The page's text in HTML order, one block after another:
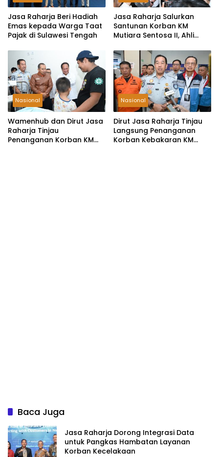
Jasa Raharja Beri Hadiah
Emas kepada Warga Taat
Pajak di Sulawesi Tengah
Jasa Raharja Salurkan
Santunan Korban KM
Mutiara Sentosa II, Ahli
Nasional
Wamenhub dan Dirut Jasa
Raharja Tinjau
Penanganan Korban KM
Nasional
Dirut Jasa Raharja Tinjau
Langsung Penanganan
Korban Kebakaran KM
Baca Juga
Jasa Raharja Dorong Integrasi Data
untuk Pangkas Hambatan Layanan
Korban Kecelakaan